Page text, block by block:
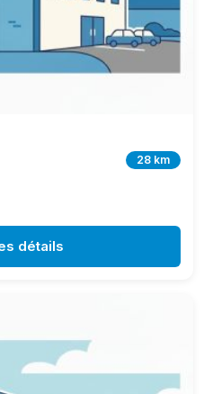
28 km
détails